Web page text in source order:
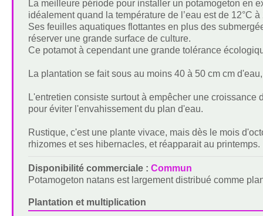
La meilleure période pour installer un potamogeton en
idéalement quand la température de l’eau est de 12°C à
Ses feuilles aquatiques flottantes en plus des
réserver une grande surface de culture.
Ce potamot à cependant une grande tolérance
La plantation se fait sous au moins 40 à 50 cm cm
L'entretien consiste surtout à empêcher une
pour éviter l'envahissement du plan d'eau.
Rustique, c'est une plante vivace, mais dès le mois
rhizomes et ses hibernacles, et réapparait au printemps.
Disponibilité commerciale : Commun
Potamogeton natans est largement distribué comme
Plantation et multiplication